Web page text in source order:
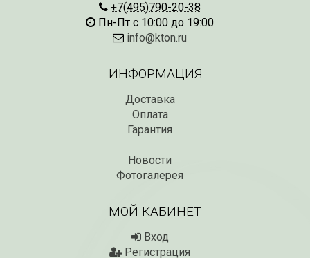
+7(495)790-20-38
Пн-Пт с 10:00 до 19:00
info@kton.ru
ИНФОРМАЦИЯ
Доставка
Оплата
Гарантия
Новости
Фотогалерея
МОЙ КАБИНЕТ
Вход
Регистрация